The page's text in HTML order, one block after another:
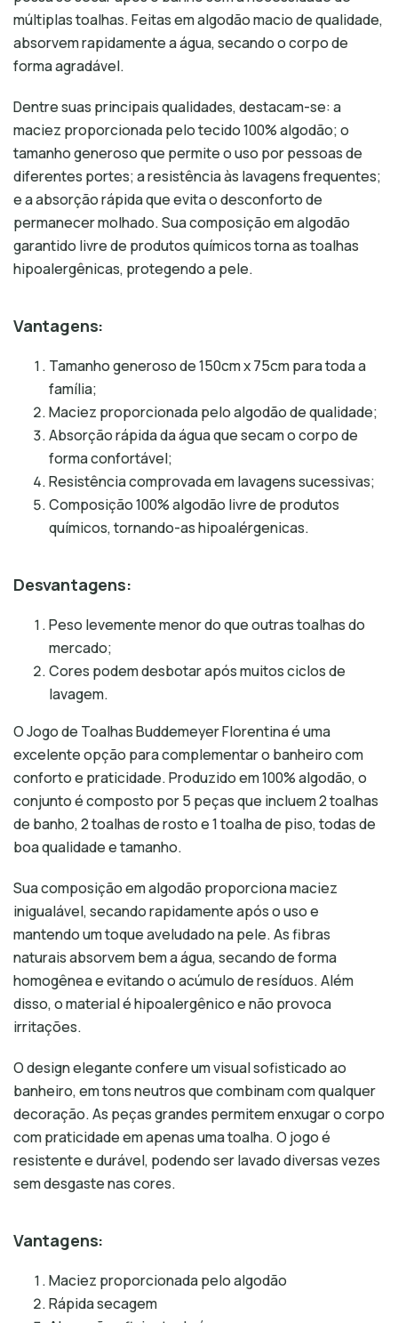
múltiplas toalhas. Feitas em algodão macio de qualidade,
absorvem rapidamente a água, secando o corpo de
forma agradável.
Dentre suas principais qualidades, destacam-se: a
maciez proporcionada pelo tecido 100% algodão; o
tamanho generoso que permite o uso por pessoas de
diferentes portes; a resistência às lavagens frequentes;
e a absorção rápida que evita o desconforto de
permanecer molhado. Sua composição em algodão
garantido livre de produtos químicos torna as toalhas
hipoalergênicas, protegendo a pele.
Vantagens:
Tamanho generoso de 150cm x 75cm para toda a
família;
Maciez proporcionada pelo algodão de qualidade;
Absorção rápida da água que secam o corpo de
forma confortável;
Resistência comprovada em lavagens sucessivas;
Composição 100% algodão livre de produtos
químicos, tornando-as hipoalérgenicas.
Desvantagens:
Peso levemente menor do que outras toalhas do
mercado;
Cores podem desbotar após muitos ciclos de
lavagem.
O Jogo de Toalhas Buddemeyer Florentina é uma
excelente opção para complementar o banheiro com
conforto e praticidade. Produzido em 100% algodão, o
conjunto é composto por 5 peças que incluem 2 toalhas
de banho, 2 toalhas de rosto e 1 toalha de piso, todas de
boa qualidade e tamanho.
Sua composição em algodão proporciona maciez
inigualável, secando rapidamente após o uso e
mantendo um toque aveludado na pele. As fibras
naturais absorvem bem a água, secando de forma
homogênea e evitando o acúmulo de resíduos. Além
disso, o material é hipoalergênico e não provoca
irritações.
O design elegante confere um visual sofisticado ao
banheiro, em tons neutros que combinam com qualquer
decoração. As peças grandes permitem enxugar o corpo
com praticidade em apenas uma toalha. O jogo é
resistente e durável, podendo ser lavado diversas vezes
sem desgaste nas cores.
Vantagens:
Maciez proporcionada pelo algodão
Rápida secagem